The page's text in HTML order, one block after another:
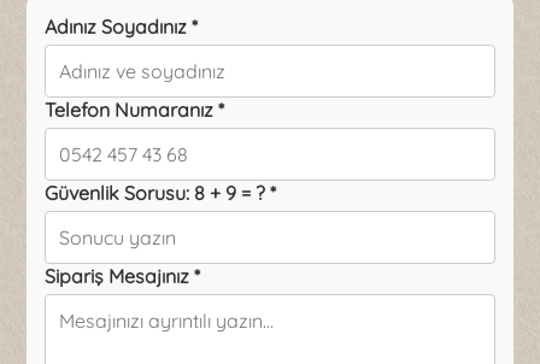
Adınız Soyadınız *
Telefon Numaranız *
Güvenlik Sorusu: 8 + 9 = ? *
Sipariş Mesajınız *